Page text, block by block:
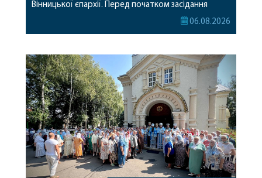
Вінницької єпархії. Перед початком засідання
секретар Єпархіальної Ради від імені членів Ради
побажавши йому міцного здоров’я, Божої
допомоги, миру, духовної радості та
благословенних успіхів у подальшому
архіпастирському служінні. […]
06.08.2026